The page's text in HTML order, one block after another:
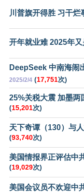
川普旗开得胜 习干烂
开年就业难 2025年又
DeepSeek 中南海闹
2025/2/4 (17,751次)
25%关税大震 加墨两
(15,201次)
天下奇谭（130）与
(93,740次)
美国情报界正评估中
(19,029次)
美国会议员不欢迎中